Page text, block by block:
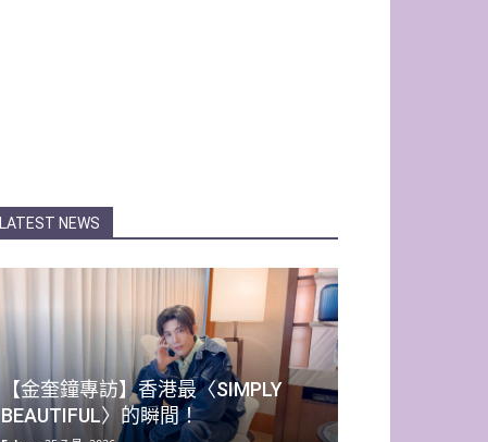
LATEST NEWS
【金奎鐘專訪】香港最〈SIMPLY
BEAUTIFUL〉的瞬間！